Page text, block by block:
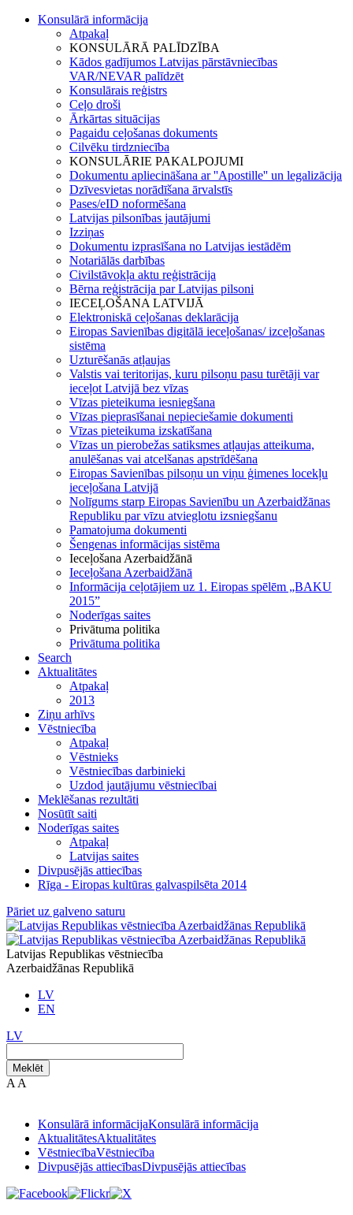
Konsulārā informācija
Atpakaļ
KONSULĀRĀ PALĪDZĪBA
Kādos gadījumos Latvijas pārstāvniecības
VAR/NEVAR palīdzēt
Konsulārais reģistrs
Ceļo droši
Ārkārtas situācijas
Pagaidu ceļošanas dokuments
Cilvēku tirdzniecība
KONSULĀRIE PAKALPOJUMI
Dokumentu apliecināšana ar ''Apostille'' un legalizācija
Dzīvesvietas norādīšana ārvalstīs
Pases/eID noformēšana
Latvijas pilsonības jautājumi
Izziņas
Dokumentu izprasīšana no Latvijas iestādēm
Notariālās darbības
Civilstāvokļa aktu reģistrācija
Bērna reģistrācija par Latvijas pilsoni
IECEĻOŠANA LATVIJĀ
Elektroniskā ceļošanas deklarācija
Eiropas Savienības digitālā ieceļošanas/ izceļošanas
sistēma
Uzturēšanās atļaujas
Valstis vai teritorijas, kuru pilsoņu pasu turētāji var
ieceļot Latvijā bez vīzas
Vīzas pieteikuma iesniegšana
Vīzas pieprasīšanai nepieciešamie dokumenti
Vīzas pieteikuma izskatīšana
Vīzas un pierobežas satiksmes atļaujas atteikuma,
anulēšanas vai atcelšanas apstrīdēšana
Eiropas Savienības pilsoņu un viņu ģimenes locekļu
ieceļošana Latvijā
Nolīgums starp Eiropas Savienību un Azerbaidžānas
Republiku par vīzu atvieglotu izsniegšanu
Pamatojuma dokumenti
Šengenas informācijas sistēma
Ieceļošana Azerbaidžānā
Ieceļošana Azerbaidžānā
Informācija ceļotājiem uz 1. Eiropas spēlēm „BAKU
2015”
Noderīgas saites
Privātuma politika
Privātuma politika
Search
Aktualitātes
Atpakaļ
2013
Ziņu arhīvs
Vēstniecība
Atpakaļ
Vēstnieks
Vēstniecības darbinieki
Uzdod jautājumu vēstniecībai
Meklēšanas rezultāti
Nosūtīt saiti
Noderīgas saites
Atpakaļ
Latvijas saites
Divpusējās attiecības
Rīga - Eiropas kultūras galvaspilsēta 2014
Pāriet uz galveno saturu
Latvijas Republikas vēstniecība
Azerbaidžānas Republikā
LV
EN
LV
Meklēt
A A
Konsulārā informācijaKonsulārā informācija
AktualitātesAktualitātes
VēstniecībaVēstniecība
Divpusējās attiecībasDivpusējās attiecības